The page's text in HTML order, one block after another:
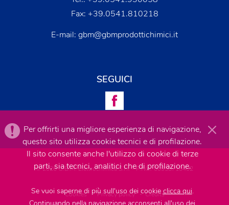
Fax: +39.0541.810218
E-mail: gbm@gbmprodottichimici.it
SEGUICI
© 2026 G.B.M. Elettrochimica S.r.l. - P.IVA: 00958710402
Cookies-Privacy policy-Credits
Per offrirti una migliore esperienza di navigazione,
questo sito utilizza cookie tecnici e di profilazione.
Il sito consente anche l'utilizzo di cookie di terze
parti, sia tecnici, analitici che di profilazione.
Se vuoi saperne di più sull'uso dei cookieclicca qui.